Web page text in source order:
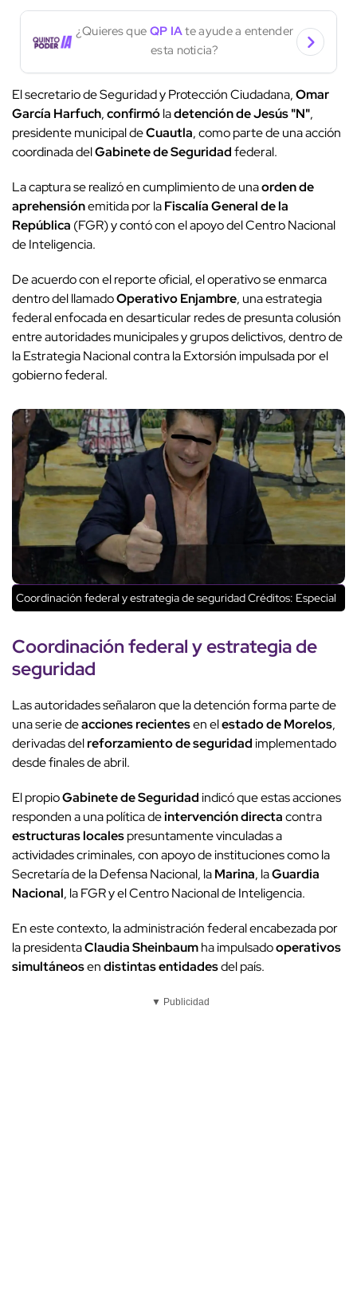
¿Quieres que QP IAte ayude a entender
esta noticia?
El secretario de Seguridad y Protección Ciudadana,Omar
García Harfuch,confirmóladetención de Jesús "N",
presidente municipal deCuautla, como parte de una acción
coordinada delGabinete de Seguridadfederal.
La captura se realizó en cumplimiento de unaorden de
aprehensiónemitida por laFiscalía General de la
República (FGR) y contó con el apoyo del Centro Nacional
de Inteligencia.
De acuerdo con el reporte oficial, el operativo se enmarca
dentro del llamadoOperativo Enjambre, una estrategia
federal enfocada en desarticular redes de presunta colusión
entre autoridades municipales y grupos delictivos, dentro de
la Estrategia Nacional contra la Extorsión impulsada por el
gobierno federal.
Coordinación federal y estrategia de seguridadCréditos: Especial
Coordinación federal y estrategia de
seguridad
Las autoridades señalaron que la detención forma parte de
una serie deacciones recientesen elestado de Morelos,
derivadas delreforzamiento de seguridadimplementado
desde finales de abril.
El propioGabinete de Seguridadindicó que estas acciones
responden a una política deintervención directacontra
estructuras localespresuntamente vinculadas a
actividades criminales, con apoyo de instituciones como la
Secretaría de la Defensa Nacional, laMarina, laGuardia
Nacional, la FGR y el Centro Nacional de Inteligencia.
En este contexto, la administración federal encabezada por
la presidentaClaudia Sheinbaumha impulsadooperativos
simultáneosendistintas entidadesdel país.
▼ Publicidad